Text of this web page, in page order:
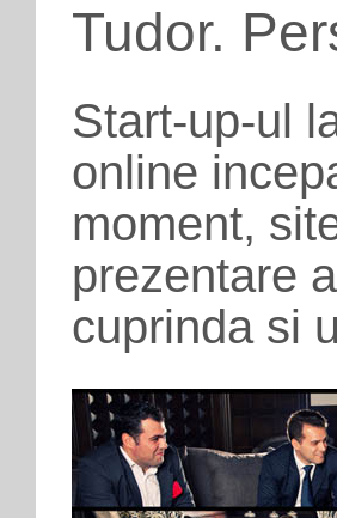
Tudor.
Start-up-ul
online
moment,
prezentare
cuprinda si